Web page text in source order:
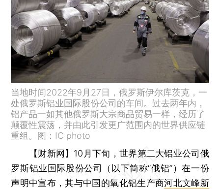
当地时间2022年9月27日，俄罗斯伊尔库茨克，一
处俄罗斯铝业国际股份公司的车间。过去两年内，
铝产品一如其他俄罗斯大宗商品贸易一样，经历了
颠覆性震荡，并由此引发更广范围内的世界供应链
重组。图：IC photo
【财新网】 10月下旬，世界第二大铝业公司俄
罗斯铝业国际股份公司（以下简称“俄铝”）在一份
声明中宣布，其与中国的氧化铝生产商河北文峰新